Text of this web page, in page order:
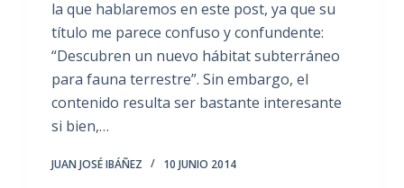
la que hablaremos en este post, ya que su
título me parece confuso y confundente:
“Descubren un nuevo hábitat subterráneo
para fauna terrestre”. Sin embargo, el
contenido resulta ser bastante interesante
si bien,…
JUAN JOSÉ IBÁÑEZ 10 JUNIO 2014